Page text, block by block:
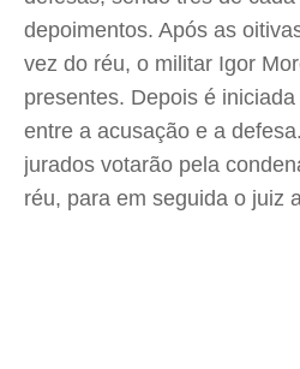
depoimentos. Após as
vez do réu, o militar Igor
presentes. Depois é
entre a acusação e a
jurados votarão pela
réu, para em seguida o juiz